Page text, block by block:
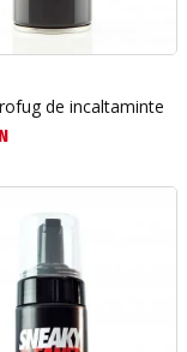
de incaltaminte